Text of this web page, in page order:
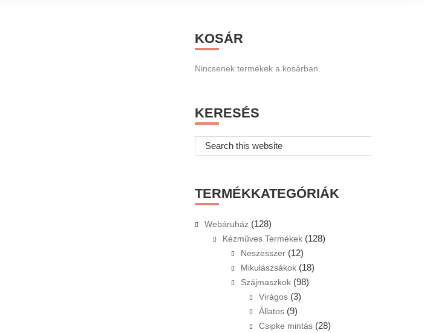
Primary
Sidebar
KOSÁR
Nincsenek termékek a kosárban.
KERESÉS
Search
this
TERMÉKKATEGÓRIÁK
Webáruház (128)
Kézműves Termékek (128)
Neszesszer (12)
Mikulászsákok (18)
Szájmaszkok (98)
Virágos (3)
Állatos (9)
Csipke mintás (28)